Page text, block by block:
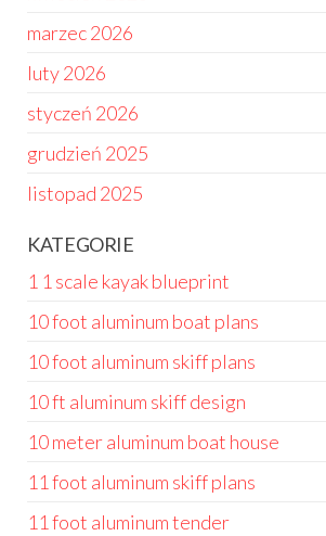
marzec 2026
luty 2026
styczeń 2026
grudzień 2025
listopad 2025
KATEGORIE
1 1 scale kayak blueprint
10 foot aluminum boat plans
10 foot aluminum skiff plans
10 ft aluminum skiff design
10 meter aluminum boat house
11 foot aluminum skiff plans
11 foot aluminum tender